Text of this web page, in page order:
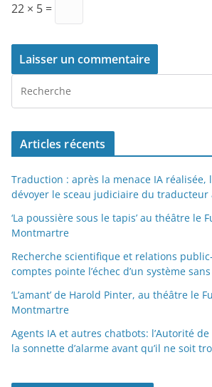
22 × 5 =
Articles récents
Traduction : après la menace IA réalisée,
dévoyer le sceau judiciaire du traducteur
‘La poussière sous le tapis’ au théâtre le
Montmartre
Recherche scientifique et relations
comptes pointe l’échec d’un système
‘L’amant’ de Harold Pinter, au théâtre le
Montmartre
Agents IA et autres chatbots: l’Autorité
la sonnette d’alarme avant qu’il ne soit